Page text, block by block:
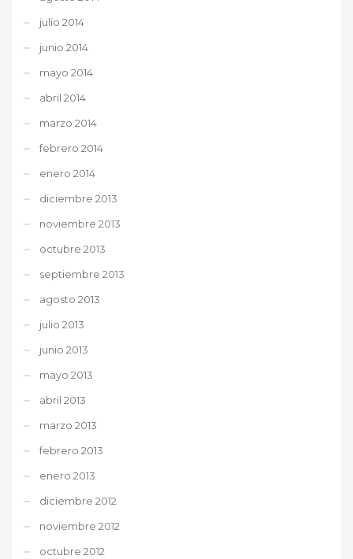
julio 2014
junio 2014
mayo 2014
abril 2014
marzo 2014
febrero 2014
enero 2014
diciembre 2013
noviembre 2013
octubre 2013
septiembre 2013
agosto 2013
julio 2013
junio 2013
mayo 2013
abril 2013
marzo 2013
febrero 2013
enero 2013
diciembre 2012
noviembre 2012
octubre 2012